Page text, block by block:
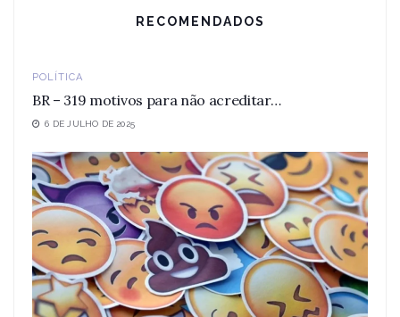
RECOMENDADOS
POLÍTICA
BR – 319 motivos para não acreditar…
6 DE JULHO DE 2025